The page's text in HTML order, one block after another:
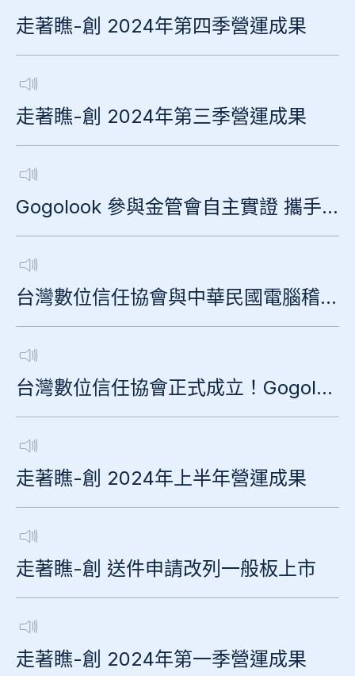
走著瞧-創 2024年第四季營運成果
走著瞧-創 2024年第三季營運成果
Gogolook 參與金管會自主實證 攜手公股銀行跨界阻詐
台灣數位信任協會與中華民國電腦稽核協會發布「冒名詐騙報告書」
台灣數位信任協會正式成立！Gogolook 出任理事與召集人
走著瞧-創 2024年上半年營運成果
走著瞧-創 送件申請改列一般板上市
走著瞧-創 2024年第一季營運成果